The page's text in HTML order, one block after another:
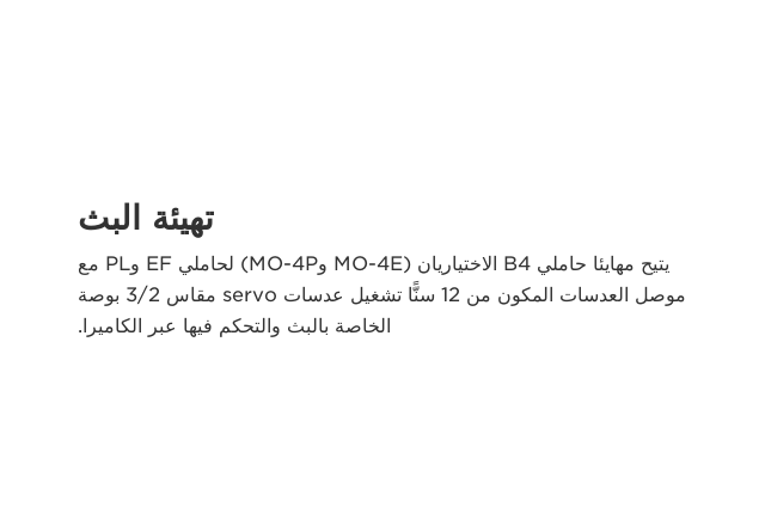
تهيئة البث
يتيح مهايئا حاملي B4 الاختياريان (MO-4E وMO-4P) لحاملي EF وPL مع
موصل العدسات المكون من 12 سنًّا تشغيل عدسات servo مقاس 2/‏3 بوصة
الخاصة بالبث والتحكم فيها عبر الكاميرا.